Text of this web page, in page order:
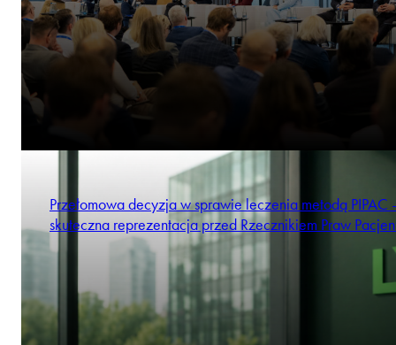
Przełomowa decyzja w sprawie leczenia metodą PIPAC
skuteczna reprezentacja przed Rzecznikiem Praw